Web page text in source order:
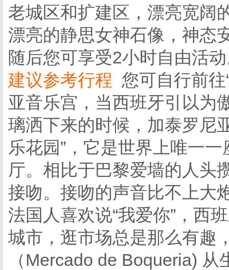
老城区和扩建区，漂亮宽阔
漂亮的静思女神石像，神态
随后您可享受2小时自由活
建议参考行程 您可自行前
亚音乐宫，当西班牙引以为
璃洒下来的时候，加泰罗尼
乐花园”，它是世界上唯一
厅。相比于巴黎爱墙的人头
接吻。接吻的声音比不上大
法国人喜欢说“我爱你”，西
城市，逛市场总是那么有趣
（Mercado de Boqueria)